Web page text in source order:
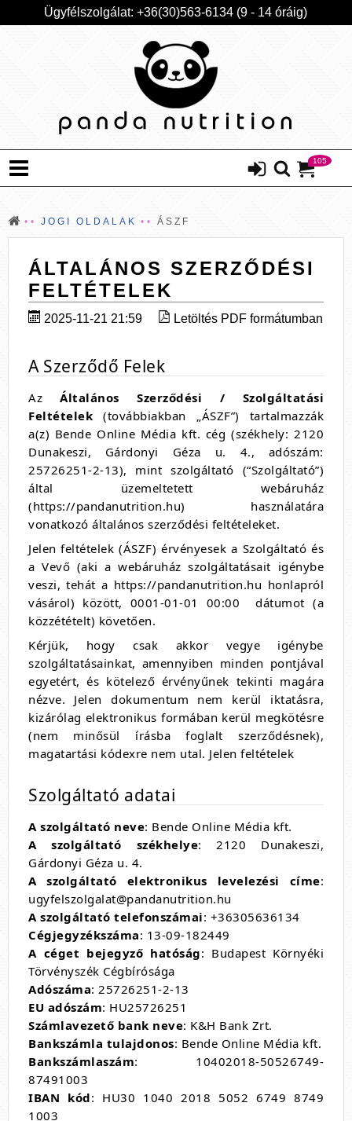
Ügyfélszolgálat: +36(30)563-6134 (9 - 14 óráig)
105
JOGI OLDALAK ÁSZF
ÁLTALÁNOS SZERZŐDÉSI
FELTÉTELEK
2025-11-21 21:59 Letöltés PDF formátumban
A Szerződő Felek
AzÁltalános Szerződési / Szolgáltatási
Feltételek (továbbiakban „ÁSZF”) tartalmazzák
a(z) Bende Online Média kft. cég (székhely: 2120
Dunakeszi, Gárdonyi Géza u. 4., adószám:
25726251-2-13), mint szolgáltató (“Szolgáltató”)
által üzemeltetett webáruház
(https://pandanutrition.hu) használatára
vonatkozó általános szerződési feltételeket.
Jelen feltételek (ÁSZF) érvényesek a Szolgáltató és
a Vevő (aki a webáruház szolgáltatásait igénybe
veszi, tehát a https://pandanutrition.hu honlapról
vásárol) között, 0001-01-01 00:00 dátumot (a
közzétételt) követően.
Kérjük, hogy csak akkor vegye igénybe
szolgáltatásainkat, amennyiben minden pontjával
egyetért, és kötelező érvényűnek tekinti magára
nézve. Jelen dokumentum nem kerül iktatásra,
kizárólag elektronikus formában kerül megkötésre
(nem minősül írásba foglalt szerződésnek),
magatartási kódexre nem utal. Jelen feltételek
Szolgáltató adatai
A szolgáltató neve: Bende Online Média kft.
A szolgáltató székhelye: 2120 Dunakeszi,
Gárdonyi Géza u. 4.
A szolgáltató elektronikus levelezési címe:
ugyfelszolgalat@pandanutrition.hu
A szolgáltató telefonszámai: +36305636134
Cégjegyzékszáma: 13-09-182449
A céget bejegyző hatóság: Budapest Környéki
Törvényszék Cégbírósága
Adószáma: 25726251-2-13
EU adószám: HU25726251
Számlavezető bank neve: K&H Bank Zrt.
Bankszámla tulajdonos: Bende Online Média kft.
Bankszámlaszám: 10402018-50526749-
87491003
IBAN kód: HU30 1040 2018 5052 6749 8749
1003